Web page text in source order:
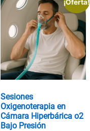
¡Oferta!
Sesiones
Oxigenoterapia en
Cámara Hiperbárica o2
Bajo Presión